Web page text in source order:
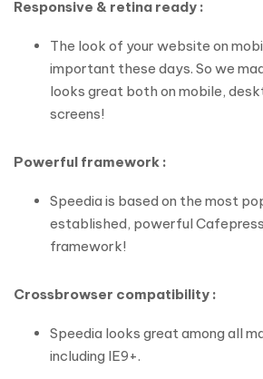
Responsive & retina ready :
The look of your website on
important these days. So we
looks great both on mobile,
screens!
Powerful framework :
Speedia is based on the most
established, powerful
framework!
Crossbrowser compatibility :
Speedia looks great among all
including IE9+.